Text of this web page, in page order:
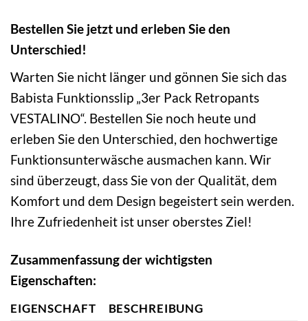
Bestellen Sie jetzt und erleben Sie den
Unterschied!
Warten Sie nicht länger und gönnen Sie sich das
Babista Funktionsslip „3er Pack Retropants
VESTALINO“. Bestellen Sie noch heute und
erleben Sie den Unterschied, den hochwertige
Funktionsunterwäsche ausmachen kann. Wir
sind überzeugt, dass Sie von der Qualität, dem
Komfort und dem Design begeistert sein werden.
Ihre Zufriedenheit ist unser oberstes Ziel!
Zusammenfassung der wichtigsten
Eigenschaften:
EIGENSCHAFT BESCHREIBUNG